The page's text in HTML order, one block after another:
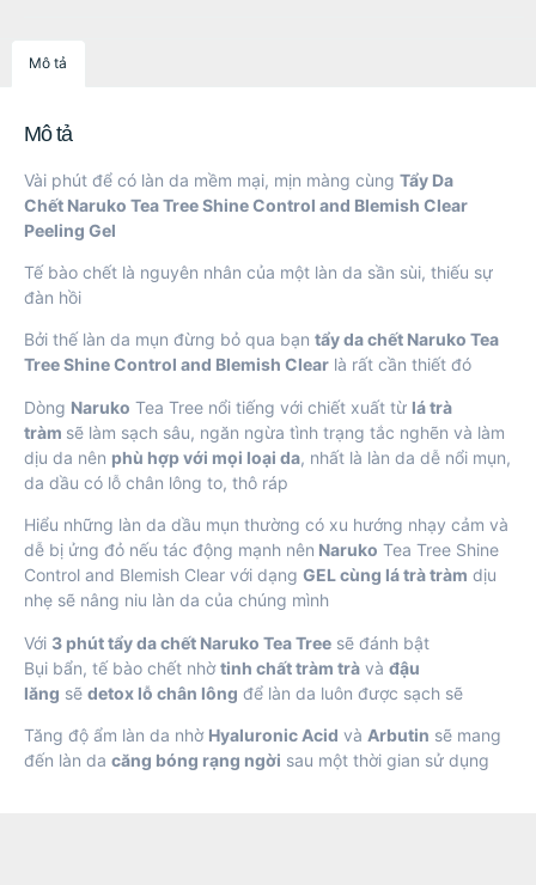
Mô tả
Mô tả
Vài phút để có làn da mềm mại, mịn màng cùng Tẩy Da
Chết Naruko Tea Tree Shine Control and Blemish Clear
Peeling Gel
Tế bào chết là nguyên nhân của một làn da sần sùi, thiếu sự
đàn hồi
Bởi thế làn da mụn đừng bỏ qua bạn tẩy da chết Naruko Tea
Tree Shine Control and Blemish Clear là rất cần thiết đó
Dòng Naruko Tea Tree nổi tiếng với chiết xuất từ lá trà
tràm sẽ làm sạch sâu, ngăn ngừa tình trạng tắc nghẽn và làm
dịu da nên phù hợp với mọi loại da, nhất là làn da dễ nổi mụn,
da dầu có lỗ chân lông to, thô ráp
Hiểu những làn da dầu mụn thường có xu hướng nhạy cảm và
dễ bị ửng đỏ nếu tác động mạnh nên Naruko Tea Tree Shine
Control and Blemish Clear với dạng GEL cùng lá trà tràm dịu
nhẹ sẽ nâng niu làn da của chúng mình
Với 3 phút tẩy da chết Naruko Tea Tree sẽ đánh bật
Bụi bẩn, tế bào chết nhờtinh chất tràm trà và đậu
lăng sẽ detox lỗ chân lông để làn da luôn được sạch sẽ
Tăng độ ẩm làn da nhờ Hyaluronic Acid và Arbutin sẽ mang
đến làn da căng bóng rạng ngời sau một thời gian sử dụng